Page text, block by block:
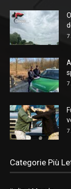
7
7
7
Categorie Più